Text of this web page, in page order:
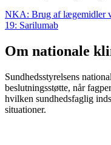
NKA: Brug af lægemidler
19: Sarilumab
Om nationale
Sundhedsstyrelsens
beslutningsstøtte, når
hvilken sundhedsfaglig
situationer.